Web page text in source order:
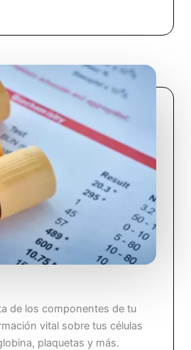
de los componentes de tu
vital sobre tus células
plaquetas y más.